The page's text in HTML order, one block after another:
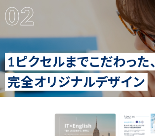
02
1ピクセルまでこだわった、
完全オリジナルデザイン